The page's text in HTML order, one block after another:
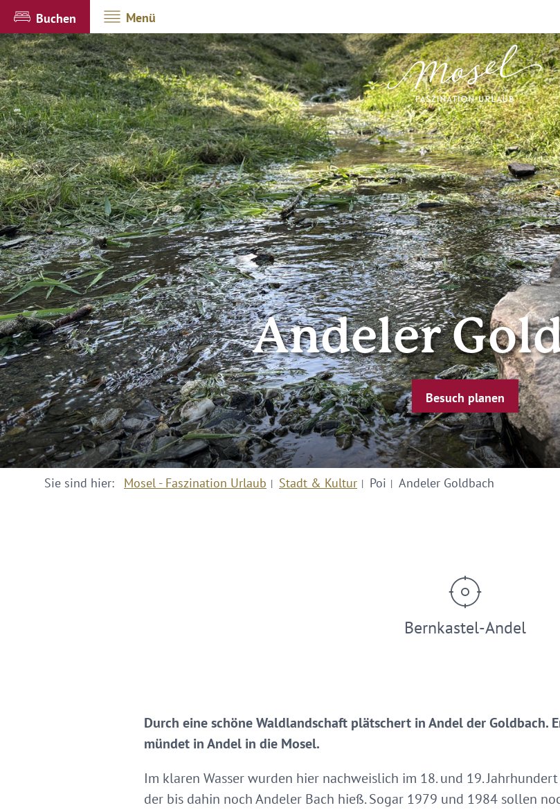
Buchen Menü
Andeler
Besuch planen
Sie sind hier: Mosel - Faszination Urlaub Stadt & Kultur Poi Andeler Goldbach
Bernkastel-Andel
Durch eine schöne Waldlandschaft plätschert in Andel der Goldbach.
mündet in Andel in die Mosel.
Im klaren Wasser wurden hier nachweislich im 18. und 19.
der bis dahin noch Andeler Bach hieß. Sogar 1979 und 1984 sollen